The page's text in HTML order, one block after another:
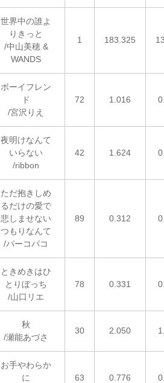
世界中の誰よ
りきっと
/中山美穂 &
WANDS
1 183.325
ボーイフレン
ド
/宮沢りえ
72 1.016
夜明けなんて
いらない
/ribbon
42 1.624
ただ抱きしめ
るだけの愛で
悲しませない
つもりなんて
/パーコパコ
89 0.312
ときめきはひ
とりぼっち
/山口リエ
78 0.331
秋
/瀬能あづさ
30 2.050
お手やわらか
に
63 0.776